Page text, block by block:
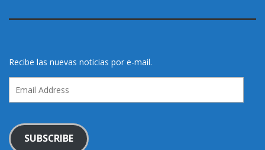
Recibe las nuevas noticias por e-mail.
Address
SUBSCRIBE